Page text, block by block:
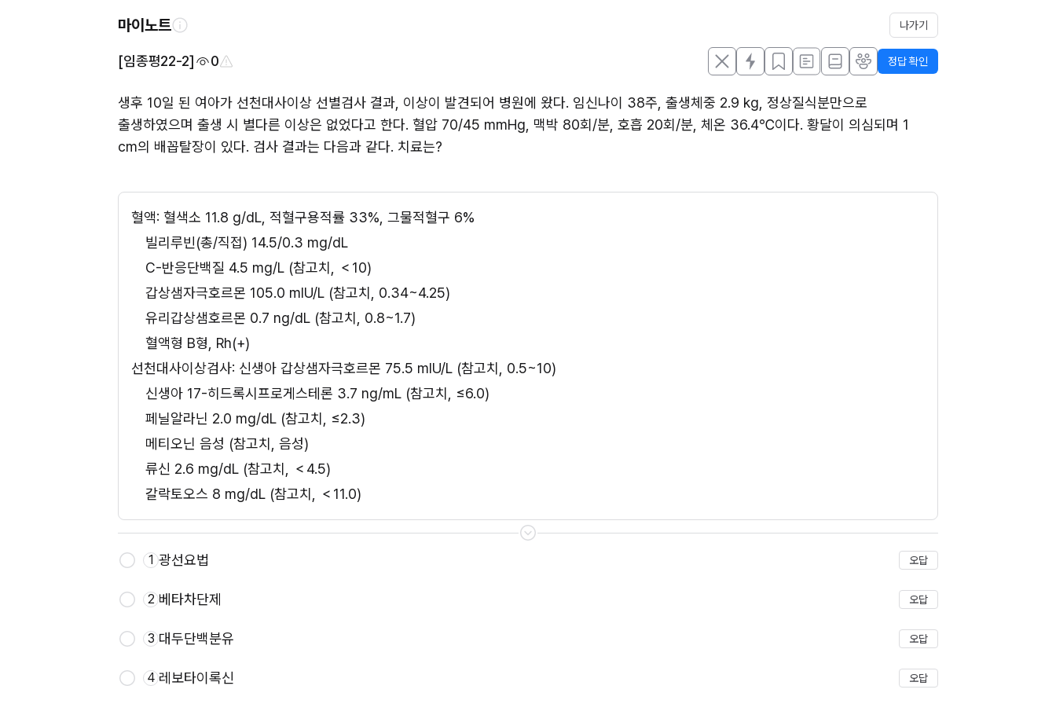
마이노트 나가기
[임종평22-2] 0 정답 확인
생후 10일 된 여아가 선천대사이상 선별검사 결과, 이상이 발견되어 병원에 왔다. 임신나이 38주, 출생체중 2.9 kg, 정상질식분만으로
출생하였으며 출생 시 별다른 이상은 없었다고 한다. 혈압 70/45 mmHg, 맥박 80회/분, 호흡 20회/분, 체온 36.4℃이다. 황달이 의심되며 1
cm의 배꼽탈장이 있다. 검사 결과는 다음과 같다. 치료는?
혈액: 혈색소 11.8 g/dL, 적혈구용적률 33%, 그물적혈구 6%
빌리루빈(총/직접) 14.5/0.3 mg/dL
C-반응단백질 4.5 mg/L (참고치, ＜10)
갑상샘자극호르몬 105.0 mIU/L (참고치, 0.34~4.25)
유리갑상샘호르몬 0.7 ng/dL (참고치, 0.8~1.7)
혈액형 B형, Rh(+)
선천대사이상검사: 신생아 갑상샘자극호르몬 75.5 mIU/L (참고치, 0.5~10)
신생아 17-히드록시프로게스테론 3.7 ng/mL (참고치, ≤6.0)
페닐알라닌 2.0 mg/dL (참고치, ≤2.3)
메티오닌 음성 (참고치, 음성)
류신 2.6 mg/dL (참고치, ＜4.5)
갈락토오스 8 mg/dL (참고치, ＜11.0)
저장
1 광선요법 오답
2 베타차단제 오답
3 대두단백분유 오답
4 레보타이록신 오답